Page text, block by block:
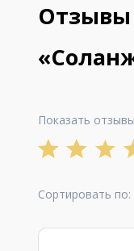
Отзывы
Показать
Сортировать по: